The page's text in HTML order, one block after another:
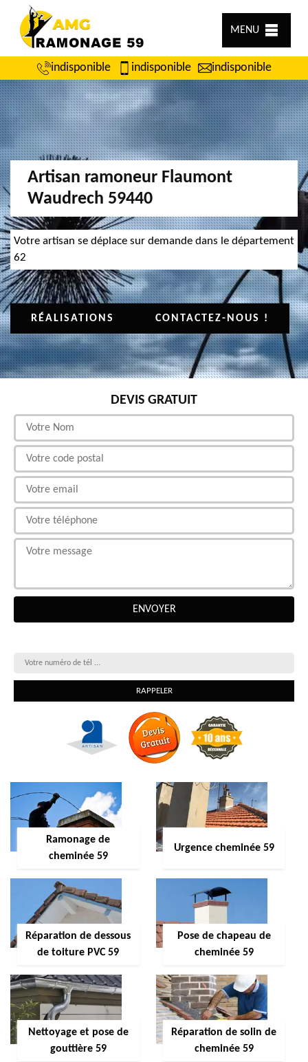
MENU
indisponible indisponible indisponible
Artisan ramoneur Flaumont
Waudrech 59440
Votre artisan se déplace sur demande dans le département
62
RÉALISATIONS CONTACTEZ-NOUS !
DEVIS GRATUIT
Ramonage de
cheminée 59
Urgence cheminée 59
Réparation de dessous
de toiture PVC 59
Pose de chapeau de
cheminée 59
Nettoyage et pose de
gouttière 59
Réparation de solin de
cheminée 59